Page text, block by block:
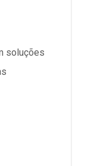
soluções